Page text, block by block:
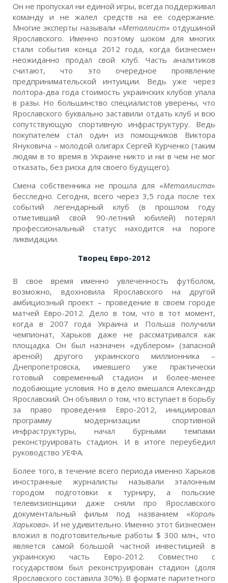
Он не пропускал ни единой игры, всегда поддерживал
команду и не жалел средств на ее содержание.
Многие эксперты называли «Металлист» отдушиной
Ярославского. Именно поэтому шоком для многих
стали события конца 2012 года, когда бизнесмен
неожиданно продал свой клуб. Часть аналитиков
считают, что это очередное проявление
предпринимательской интуиции. Ведь уже через
полтора-два года стоимость украинских клубов упала
в разы. Но большинство специалистов уверены, что
Ярославского буквально заставили отдать клуб и всю
сопутствующую спортивную инфраструктуру. Ведь
покупателем стал один из помощников Виктора
Януковича – молодой олигарх Сергей Курченко (таким
людям в то время в Украине никто и ни в чем не мог
отказать, без риска для своего будущего).
Смена собственника не прошла для «Металлиста»
бесследно. Сегодня, всего через 3,5 года после тех
событий легендарный клуб (в прошлом году
отметивший свой 90-летний юбилей) потерял
профессиональный статус находится на пороге
ликвидации.
Творец Евро-2012
В свое время именно увлеченность футболом,
возможно, вдохновила Ярославского на другой
амбициозный проект – проведение в своем городе
матчей Евро-2012. Дело в том, что в тот момент,
когда в 2007 года Украина и Польша получили
чемпионат, Харьков даже не рассматривался как
площадка. Он был назначен «дублером» (запасной
ареной) другого украинского миллионника –
Днепропетровска, имевшего уже практически
готовый современный стадион и более-менее
подобающие условия. Но в дело вмешался Александр
Ярославский. Он объявил о том, что вступает в борьбу
за право проведения Евро-2012, инициировал
программу модернизации спортивной
инфраструктуры, начал бурными темпами
реконструировать стадион. И в итоге переубедил
руководство УЕФА.
Более того, в течение всего периода именно Харьков
иностранные журналисты называли эталонным
городом подготовки к турниру, а польские
телевизионщики даже сняли про Ярославского
документальный фильм под названием «Король
Харькова». И не удивительно. Именно этот бизнесмен
вложил в подготовительные работы $ 300 млн., что
является самой большой частной инвестицией в
украинскую часть Евро-2012. Совместно с
государством был реконструирован стадион (доля
Ярославского составила 30%). В формате паритетного